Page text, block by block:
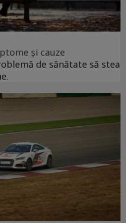
și cauze
de sănătate să stea